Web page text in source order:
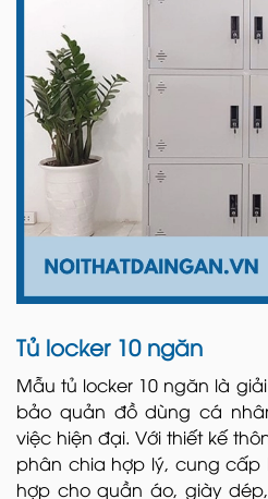
Tủ locker 10 ngăn
Mẫu tủ locker 10 ngăn là
bảo quản đồ dùng cá
việc hiện đại. Với thiết kế
phân chia hợp lý, cung cấp
hợp cho quần áo, giày